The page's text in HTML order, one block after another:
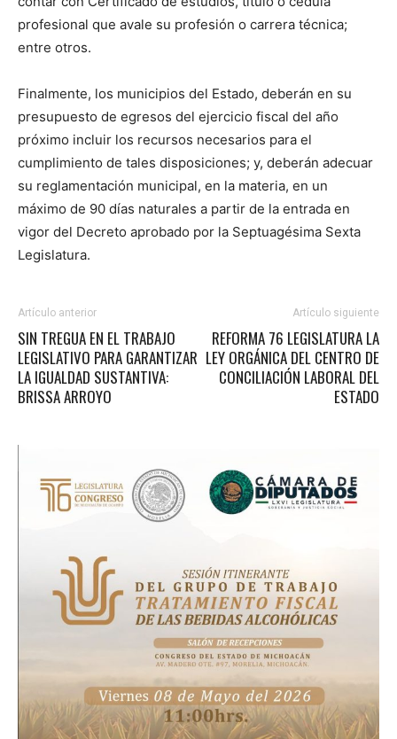
profesional que avale su profesión o carrera técnica;
entre otros.
Finalmente, los municipios del Estado, deberán en su
presupuesto de egresos del ejercicio fiscal del año
próximo incluir los recursos necesarios para el
cumplimiento de tales disposiciones; y, deberán adecuar
su reglamentación municipal, en la materia, en un
máximo de 90 días naturales a partir de la entrada en
vigor del Decreto aprobado por la Septuagésima Sexta
Legislatura.
Artículo anterior
SIN TREGUA EN EL TRABAJO
LEGISLATIVO PARA GARANTIZAR
LA IGUALDAD SUSTANTIVA:
BRISSA ARROYO
Artículo siguiente
REFORMA 76 LEGISLATURA LA
LEY ORGÁNICA DEL CENTRO DE
CONCILIACIÓN LABORAL DEL
ESTADO